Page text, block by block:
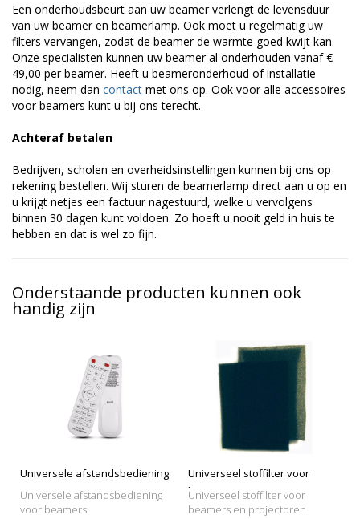
Een onderhoudsbeurt aan uw beamer verlengt de levensduur
van uw beamer en beamerlamp. Ook moet u regelmatig uw
filters vervangen, zodat de beamer de warmte goed kwijt kan.
Onze specialisten kunnen uw beamer al onderhouden vanaf €
49,00 per beamer. Heeft u beameronderhoud of installatie
nodig, neem dan contact met ons op. Ook voor alle accessoires
voor beamers kunt u bij ons terecht.
Achteraf betalen
Bedrijven, scholen en overheidsinstellingen kunnen bij ons op
rekening bestellen. Wij sturen de beamerlamp direct aan u op en
u krijgt netjes een factuur nagestuurd, welke u vervolgens
binnen 30 dagen kunt voldoen. Zo hoeft u nooit geld in huis te
hebben en dat is wel zo fijn.
Onderstaande producten kunnen ook
handig zijn
Universele afstandsbediening
Universele afstandsbediening
voor beamers
Universeel stoffilter voor
beamers
Universeel stoffilter voor
beamers en projectoren